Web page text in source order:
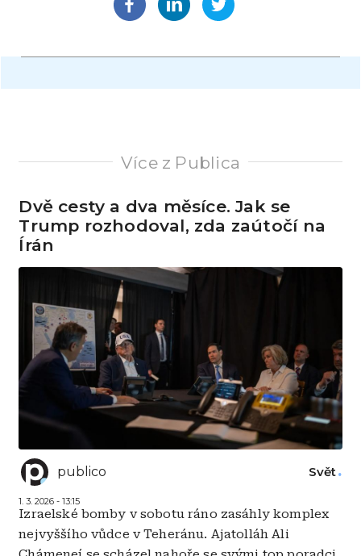
Více z Publica
Dvě cesty a dva měsíce. Jak se
Trump rozhodoval, zda zaútočí na
Írán
publico
1. 3. 2026 - 13:15
Svět
Izraelské bomby v sobotu ráno zasáhly komplex
nejvyššího vůdce v Teheránu. Ajatolláh Ali